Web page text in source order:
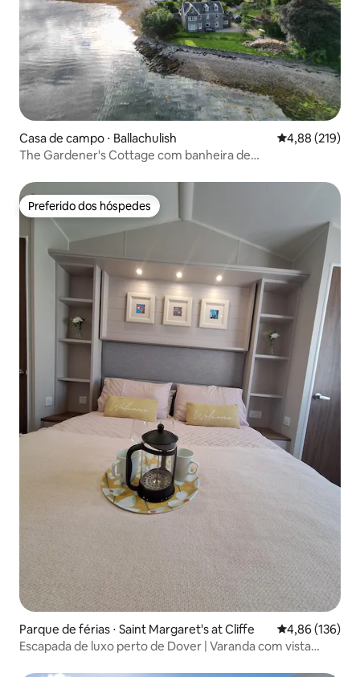
Casa de campo ⋅ Ballachulish 4,88 de uma
4,88 (219)
The Gardener's Cottage com banheira de
Preferido dos hóspedes
Preferido dos hóspedes
Parque de férias ⋅ Saint Margaret's at Cliffe 4,86 de uma
4,86 (136)
Escapada de luxo perto de Dover | Varanda com vista